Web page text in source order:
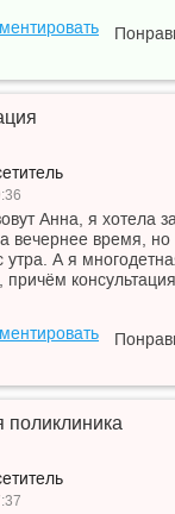
Анна, я хотела
вечернее время, но
утра. А я
причём
поликлиника